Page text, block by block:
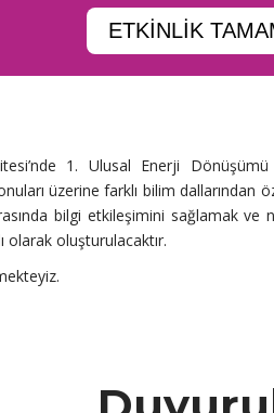
ETKİNLİK
1. Ulusal Enerji
üzerine farklı bilim dallarından
bilgi etkileşimini sağlamak
olarak oluşturulacaktır.